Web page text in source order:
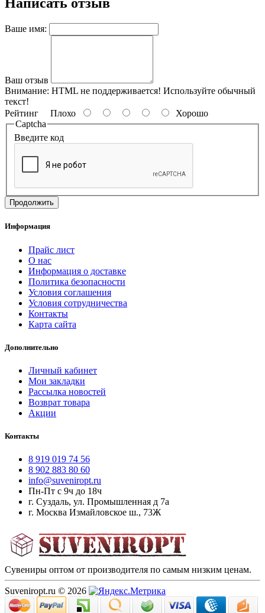
Ваше имя:
Ваш отзыв
Внимание: HTML не поддерживается! Используйте обычный
текст!
Рейтинг Плохо
Хорошо
Captcha
Введите код
Продолжить
Информация
Прайс лист
О нас
Информация о доставке
Политика безопасности
Условия соглашения
Условия сотрудничества
Контакты
Карта сайта
Дополнительно
Личный кабинет
Мои закладки
Рассылка новостей
Возврат товара
Акции
Контакты
8 919 019 74 56
8 902 883 80 60
info@suveniropt.ru
Пн-Пт с 9ч до 18ч
г. Суздаль, ул. Промышленная д 7а
г. Москва Измайловское ш., 73Ж
Сувениры оптом от производителя по самым низким ценам.
Suveniropt.ru © 2026